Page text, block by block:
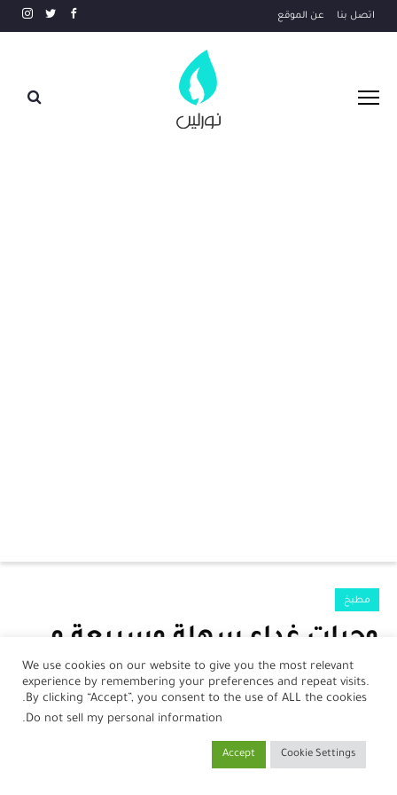
اتصل بنا عن الموقع
جمال
صحة
مطبخ
وجبات غداء سهلة وسريعة و
بدون فرن
بواسطةنورلين أحمدفي 20 يناير، 2025
We use cookies on our website to give you the most relevant
experience by remembering your preferences and repeat visits.
By clicking “Accept”, you consent to the use of ALL the cookies.
Do not sell my personal information
.
Cookie Settings
Accept